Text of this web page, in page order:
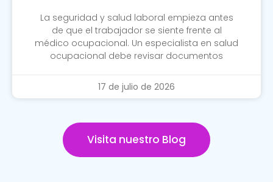
La seguridad y salud laboral empieza antes
de que el trabajador se siente frente al
médico ocupacional. Un especialista en salud
ocupacional debe revisar documentos
17 de julio de 2026
Visita nuestro Blog